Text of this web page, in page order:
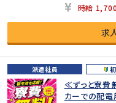
時給
求
派遣社員
≪ずっと寮費
カーでの配